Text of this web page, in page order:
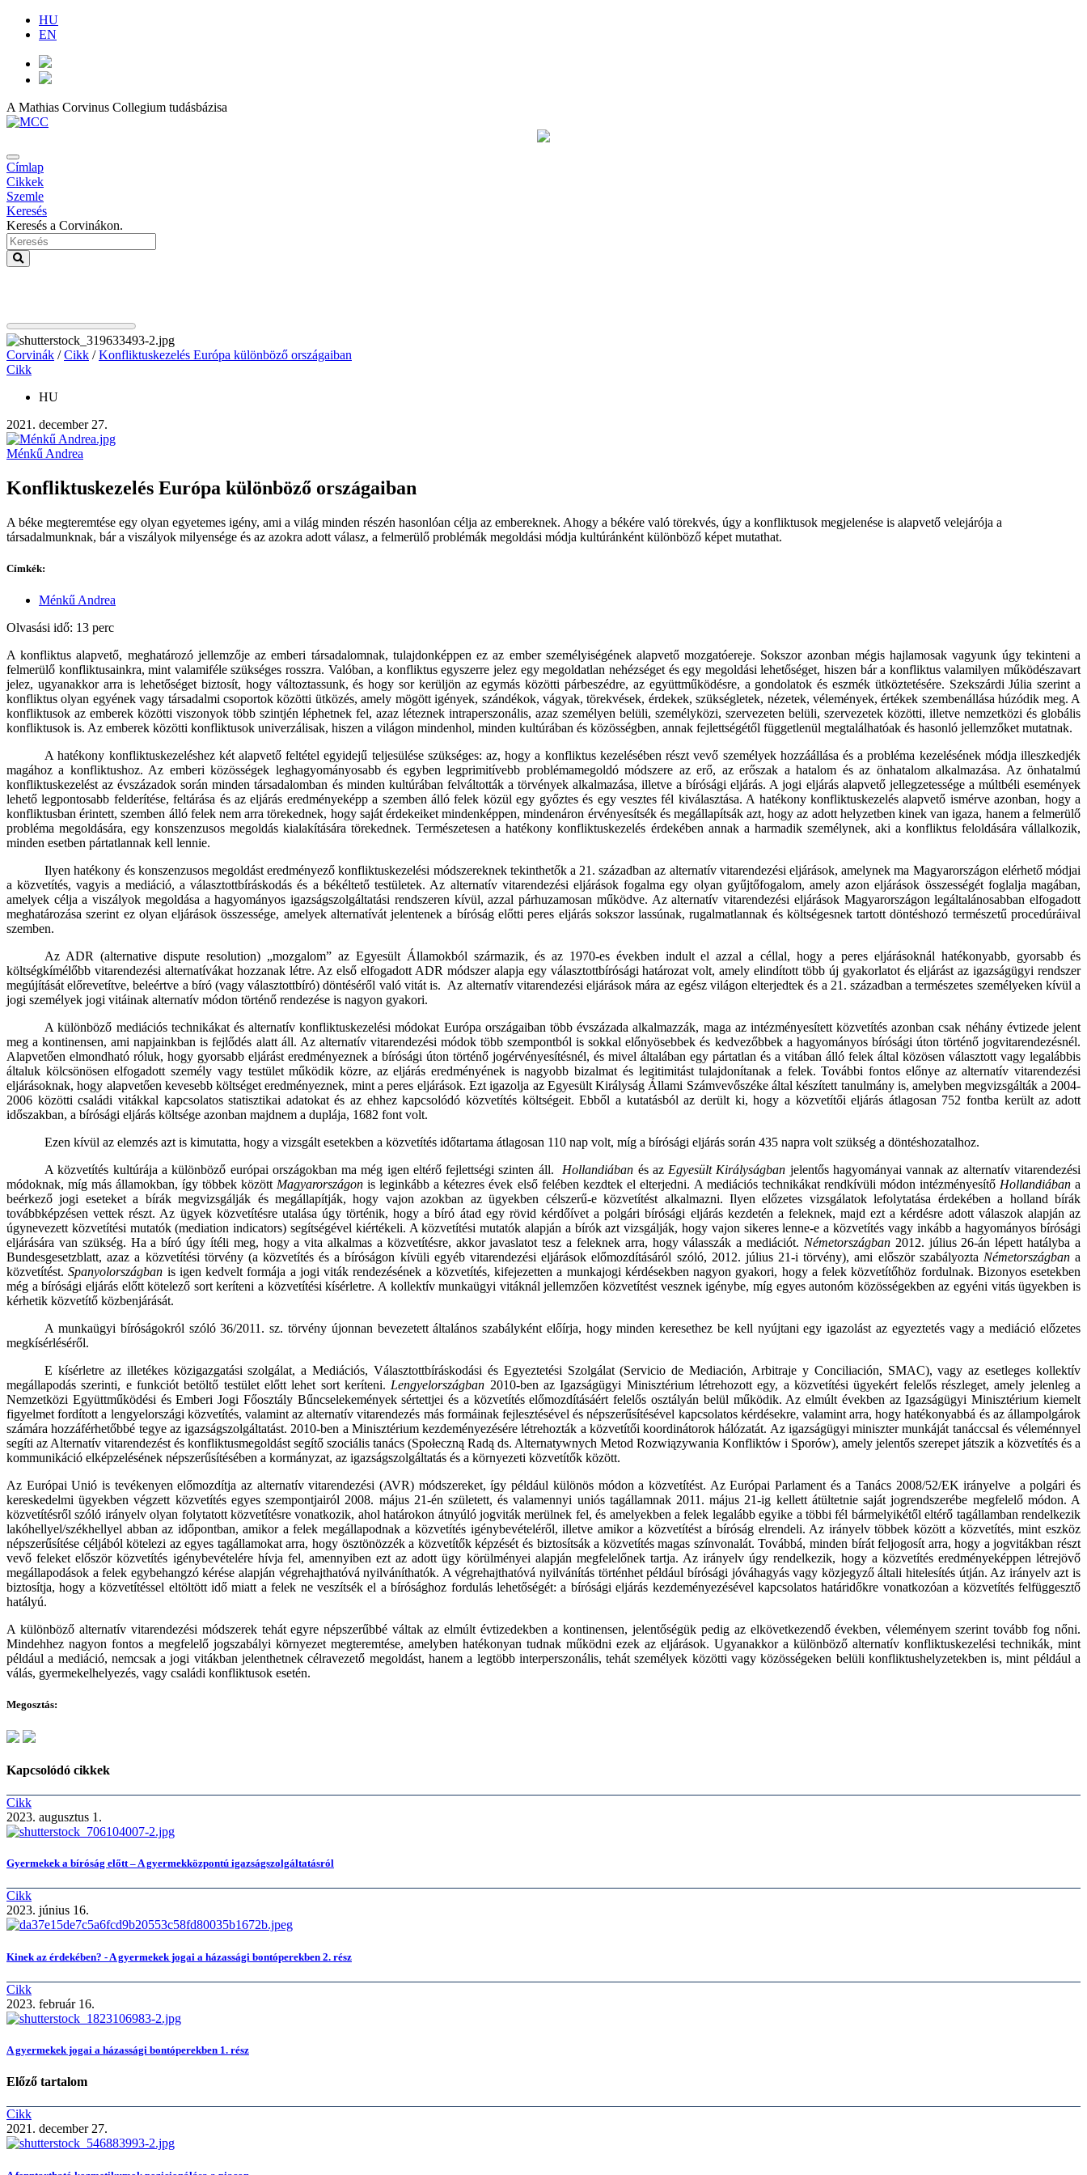
HU
EN
A Mathias Corvinus Collegium tudásbázisa
Címlap
Cikkek
Szemle
Keresés
Keresés a Corvinákon.
Corvinák /Cikk /Konfliktuskezelés Európa különböző országaiban
Cikk
HU
2021. december 27.
Ménkű Andrea
Konfliktuskezelés Európa különböző országaiban
A béke megteremtése egy olyan egyetemes igény, ami a világ minden részén hasonlóan célja az embereknek. Ahogy a békére való törekvés, úgy a konfliktusok megjelenése is alapvető velejárója a
társadalmunknak, bár a viszályok milyensége és az azokra adott válasz, a felmerülő problémák megoldási módja kultúránként különböző képet mutathat.
Címkék:
Ménkű Andrea
Olvasási idő: 13 perc
A konfliktus alapvető, meghatározó jellemzője az emberi társadalomnak, tulajdonképpen ez az ember személyiségének alapvető mozgatóereje. Sokszor azonban mégis hajlamosak vagyunk úgy tekinteni a
felmerülő konfliktusainkra, mint valamiféle szükséges rosszra. Valóban, a konfliktus egyszerre jelez egy megoldatlan nehézséget és egy megoldási lehetőséget, hiszen bár a konfliktus valamilyen működészavart
jelez, ugyanakkor arra is lehetőséget biztosít, hogy változtassunk, és hogy sor kerüljön az egymás közötti párbeszédre, az együttműködésre, a gondolatok és eszmék ütköztetésére. Szekszárdi Júlia szerint a
konfliktus olyan egyének vagy társadalmi csoportok közötti ütközés, amely mögött igények, szándékok, vágyak, törekvések, érdekek, szükségletek, nézetek, vélemények, értékek szembenállása húzódik meg. A
konfliktusok az emberek közötti viszonyok több szintjén léphetnek fel, azaz léteznek intraperszonális, azaz személyen belüli, személyközi, szervezeten belüli, szervezetek közötti, illetve nemzetközi és globális
konfliktusok is. Az emberek közötti konfliktusok univerzálisak, hiszen a világon mindenhol, minden kultúrában és közösségben, annak fejlettségétől függetlenül megtalálhatóak és hasonló jellemzőket mutatnak.
A hatékony konfliktuskezeléshez két alapvető feltétel egyidejű teljesülése szükséges: az, hogy a konfliktus kezelésében részt vevő személyek hozzáállása és a probléma kezelésének módja illeszkedjék
magához a konfliktushoz. Az emberi közösségek leghagyományosabb és egyben legprimitívebb problémamegoldó módszere az erő, az erőszak a hatalom és az önhatalom alkalmazása. Az önhatalmú
konfliktuskezelést az évszázadok során minden társadalomban és minden kultúrában felváltották a törvények alkalmazása, illetve a bírósági eljárás. A jogi eljárás alapvető jellegzetessége a múltbéli események
lehető legpontosabb felderítése, feltárása és az eljárás eredményeképp a szemben álló felek közül egy győztes és egy vesztes fél kiválasztása. A hatékony konfliktuskezelés alapvető ismérve azonban, hogy a
konfliktusban érintett, szemben álló felek nem arra törekednek, hogy saját érdekeiket mindenképpen, mindenáron érvényesítsék és megállapítsák azt, hogy az adott helyzetben kinek van igaza, hanem a felmerülő
probléma megoldására, egy konszenzusos megoldás kialakítására törekednek. Természetesen a hatékony konfliktuskezelés érdekében annak a harmadik személynek, aki a konfliktus feloldására vállalkozik,
minden esetben pártatlannak kell lennie.
Ilyen hatékony és konszenzusos megoldást eredményező konfliktuskezelési módszereknek tekinthetők a 21. században az alternatív vitarendezési eljárások, amelynek ma Magyarországon elérhető módjai
a közvetítés, vagyis a mediáció, a választottbíráskodás és a békéltető testületek. Az alternatív vitarendezési eljárások fogalma egy olyan gyűjtőfogalom, amely azon eljárások összességét foglalja magában,
amelyek célja a viszályok megoldása a hagyományos igazságszolgáltatási rendszeren kívül, azzal párhuzamosan működve. Az alternatív vitarendezési eljárások Magyarországon legáltalánosabban elfogadott
meghatározása szerint ez olyan eljárások összessége, amelyek alternatívát jelentenek a bíróság előtti peres eljárás sokszor lassúnak, rugalmatlannak és költségesnek tartott döntéshozó természetű procedúráival
szemben.
Az ADR (alternative dispute resolution) „mozgalom” az Egyesült Államokból származik, és az 1970-es években indult el azzal a céllal, hogy a peres eljárásoknál hatékonyabb, gyorsabb és
költségkímélőbb vitarendezési alternatívákat hozzanak létre. Az első elfogadott ADR módszer alapja egy választottbírósági határozat volt, amely elindított több új gyakorlatot és eljárást az igazságügyi rendszer
megújítását előrevetítve, beleértve a bíró (vagy választottbíró) döntéséről való vitát is. Az alternatív vitarendezési eljárások mára az egész világon elterjedtek és a 21. században a természetes személyeken kívül a
jogi személyek jogi vitáinak alternatív módon történő rendezése is nagyon gyakori.
A különböző mediációs technikákat és alternatív konfliktuskezelési módokat Európa országaiban több évszázada alkalmazzák, maga az intézményesített közvetítés azonban csak néhány évtizede jelent
meg a kontinensen, ami napjainkban is fejlődés alatt áll. Az alternatív vitarendezési módok több szempontból is sokkal előnyösebbek és kedvezőbbek a hagyományos bírósági úton történő jogvitarendezésnél.
Alapvetően elmondható róluk, hogy gyorsabb eljárást eredményeznek a bírósági úton történő jogérvényesítésnél, és mivel általában egy pártatlan és a vitában álló felek által közösen választott vagy legalábbis
általuk kölcsönösen elfogadott személy vagy testület működik közre, az eljárás eredményének is nagyobb bizalmat és legitimitást tulajdonítanak a felek. További fontos előnye az alternatív vitarendezési
eljárásoknak, hogy alapvetően kevesebb költséget eredményeznek, mint a peres eljárások. Ezt igazolja az Egyesült Királyság Állami Számvevőszéke által készített tanulmány is, amelyben megvizsgálták a 2004-
2006 közötti családi vitákkal kapcsolatos statisztikai adatokat és az ehhez kapcsolódó közvetítés költségeit. Ebből a kutatásból az derült ki, hogy a közvetítői eljárás átlagosan 752 fontba került az adott
időszakban, a bírósági eljárás költsége azonban majdnem a duplája, 1682 font volt.
Ezen kívül az elemzés azt is kimutatta, hogy a vizsgált esetekben a közvetítés időtartama átlagosan 110 nap volt, míg a bírósági eljárás során 435 napra volt szükség a döntéshozatalhoz.
A közvetítés kultúrája a különböző európai országokban ma még igen eltérő fejlettségi szinten áll. Hollandiában és az Egyesült Királyságban jelentős hagyományai vannak az alternatív vitarendezési
módoknak, míg más államokban, így többek között Magyarországon is leginkább a kétezres évek első felében kezdtek el elterjedni. A mediációs technikákat rendkívüli módon intézményesítő Hollandiában a
beérkező jogi eseteket a bírák megvizsgálják és megállapítják, hogy vajon azokban az ügyekben célszerű-e közvetítést alkalmazni. Ilyen előzetes vizsgálatok lefolytatása érdekében a holland bírák
továbbképzésen vettek részt. Az ügyek közvetítésre utalása úgy történik, hogy a bíró átad egy rövid kérdőívet a polgári bírósági eljárás kezdetén a feleknek, majd ezt a kérdésre adott válaszok alapján az
úgynevezett közvetítési mutatók (mediation indicators) segítségével kiértékeli. A közvetítési mutatók alapján a bírók azt vizsgálják, hogy vajon sikeres lenne-e a közvetítés vagy inkább a hagyományos bírósági
eljárására van szükség. Ha a bíró úgy ítéli meg, hogy a vita alkalmas a közvetítésre, akkor javaslatot tesz a feleknek arra, hogy válasszák a mediációt. Németországban2012. július 26-án lépett hatályba a
Bundesgesetzblatt, azaz a közvetítési törvény (a közvetítés és a bíróságon kívüli egyéb vitarendezési eljárások előmozdításáról szóló, 2012. július 21-i törvény), ami először szabályozta Németországbana
közvetítést.Spanyolországban is igen kedvelt formája a jogi viták rendezésének a közvetítés, kifejezetten a munkajogi kérdésekben nagyon gyakori, hogy a felek közvetítőhöz fordulnak. Bizonyos esetekben
még a bírósági eljárás előtt kötelező sort keríteni a közvetítési kísérletre. A kollektív munkaügyi vitáknál jellemzően közvetítést vesznek igénybe, míg egyes autonóm közösségekben az egyéni vitás ügyekben is
kérhetik közvetítő közbenjárását.
A munkaügyi bíróságokról szóló 36/2011. sz. törvény újonnan bevezetett általános szabályként előírja, hogy minden keresethez be kell nyújtani egy igazolást az egyeztetés vagy a mediáció előzetes
megkísérléséről.
E kísérletre az illetékes közigazgatási szolgálat, a Mediációs, Választottbíráskodási és Egyeztetési Szolgálat (Servicio de Mediación, Arbitraje y Conciliación, SMAC), vagy az esetleges kollektív
megállapodás szerinti, e funkciót betöltő testület előtt lehet sort keríteni. Lengyelországban 2010-ben az Igazságügyi Minisztérium létrehozott egy, a közvetítési ügyekért felelős részleget, amely jelenleg a
Nemzetközi Együttműködési és Emberi Jogi Főosztály Bűncselekemények sértettjei és a közvetítés előmozdításáért felelős osztályán belül működik. Az elmúlt években az Igazságügyi Minisztérium kiemelt
figyelmet fordított a lengyelországi közvetítés, valamint az alternatív vitarendezés más formáinak fejlesztésével és népszerűsítésével kapcsolatos kérdésekre, valamint arra, hogy hatékonyabbá és az állampolgárok
számára hozzáférhetőbbé tegye az igazságszolgáltatást. 2010-ben a Minisztérium kezdeményezésére létrehozták a közvetítői koordinátorok hálózatát. Az igazságügyi miniszter munkáját tanáccsal és véleménnyel
segíti az Alternatív vitarendezést és konfliktusmegoldást segítő szociális tanács (Społeczną Radą ds. Alternatywnych Metod Rozwiązywania Konfliktów i Sporów), amely jelentős szerepet játszik a közvetítés és a
kommunikáció elképzelésének népszerűsítésében a kormányzat, az igazságszolgáltatás és a környezeti közvetítők között.
Az Európai Unió is tevékenyen előmozdítja az alternatív vitarendezési (AVR) módszereket, így például különös módon a közvetítést. Az Európai Parlament és a Tanács 2008/52/EK irányelve a polgári és
kereskedelmi ügyekben végzett közvetítés egyes szempontjairól 2008. május 21-én született, és valamennyi uniós tagállamnak 2011. május 21-ig kellett átültetnie saját jogrendszerébe megfelelő módon. A
közvetítésről szóló irányelv olyan folytatott közvetítésre vonatkozik, ahol határokon átnyúló jogviták merülnek fel, és amelyekben a felek legalább egyike a többi fél bármelyikétől eltérő tagállamban rendelkezik
lakóhellyel/székhellyel abban az időpontban, amikor a felek megállapodnak a közvetítés igénybevételéről, illetve amikor a közvetítést a bíróság elrendeli. Az irányelv többek között a közvetítés, mint eszköz
népszerűsítése céljából kötelezi az egyes tagállamokat arra, hogy ösztönözzék a közvetítők képzését és biztosítsák a közvetítés magas színvonalát. Továbbá, minden bírát feljogosít arra, hogy a jogvitákban részt
vevő feleket először közvetítés igénybevételére hívja fel, amennyiben ezt az adott ügy körülményei alapján megfelelőnek tartja. Az irányelv úgy rendelkezik, hogy a közvetítés eredményeképpen létrejövő
megállapodások a felek egybehangzó kérése alapján végrehajthatóvá nyilváníthatók. A végrehajthatóvá nyilvánítás történhet például bírósági jóváhagyás vagy közjegyző általi hitelesítés útján. Az irányelv azt is
biztosítja, hogy a közvetítéssel eltöltött idő miatt a felek ne veszítsék el a bírósághoz fordulás lehetőségét: a bírósági eljárás kezdeményezésével kapcsolatos határidőkre vonatkozóan a közvetítés felfüggesztő
hatályú.
A különböző alternatív vitarendezési módszerek tehát egyre népszerűbbé váltak az elmúlt évtizedekben a kontinensen, jelentőségük pedig az elkövetkezendő években, véleményem szerint tovább fog nőni.
Mindehhez nagyon fontos a megfelelő jogszabályi környezet megteremtése, amelyben hatékonyan tudnak működni ezek az eljárások. Ugyanakkor a különböző alternatív konfliktuskezelési technikák, mint
például a mediáció, nemcsak a jogi vitákban jelenthetnek célravezető megoldást, hanem a legtöbb interperszonális, tehát személyek közötti vagy közösségeken belüli konfliktushelyzetekben is, mint például a
válás, gyermekelhelyezés, vagy családi konfliktusok esetén.
Megosztás:
Kapcsolódó cikkek
Cikk
2023. augusztus 1.
Gyermekek a bíróság előtt – A gyermekközpontú igazságszolgáltatásról
Cikk
2023. június 16.
Kinek az érdekében? - A gyermekek jogai a házassági bontóperekben 2. rész
Cikk
2023. február 16.
A gyermekek jogai a házassági bontóperekben 1. rész
Előző tartalom
Cikk
2021. december 27.